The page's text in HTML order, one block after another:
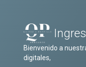
Bienvenido a
digitales,